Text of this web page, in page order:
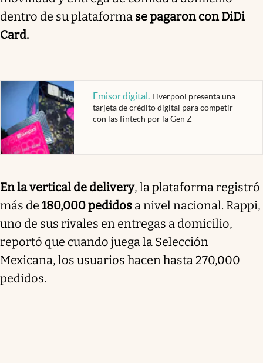
dentro de su plataforma se pagaron con DiDi
Card.
Emisor digital. Liverpool presenta una
tarjeta de crédito digital para competir
con las fintech por la Gen Z
En la vertical de delivery, la plataforma registró
más de 180,000 pedidos a nivel nacional. Rappi,
uno de sus rivales en entregas a domicilio,
reportó que cuando juega la Selección
Mexicana, los usuarios hacen hasta 270,000
pedidos.